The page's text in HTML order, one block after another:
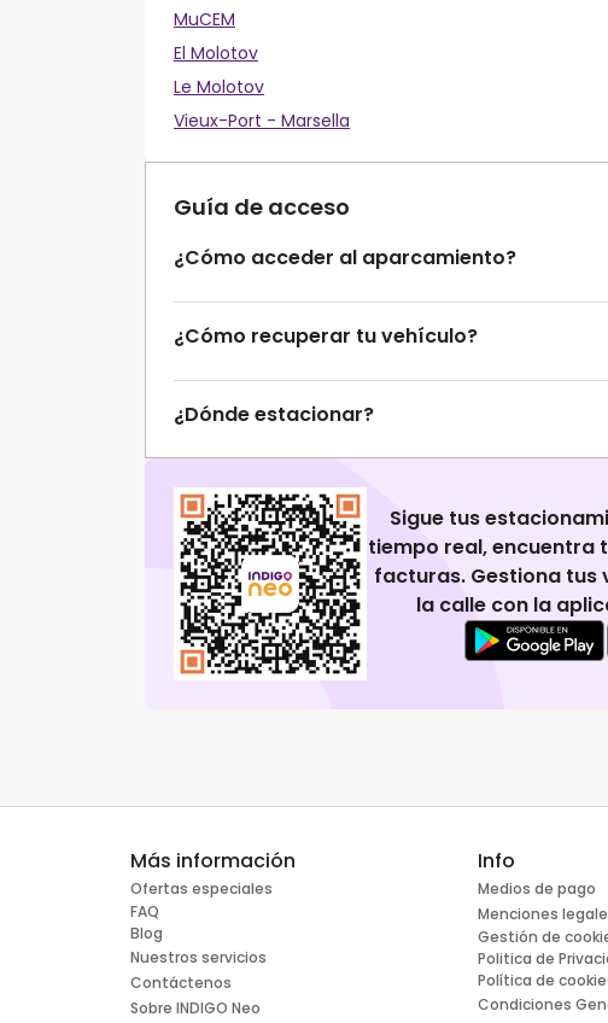
MuCEM
El Molotov
Le Molotov
Vieux-Port - Marsella
Guía de acceso
¿Cómo acceder al aparcamiento?
¿Cómo recuperar tu vehículo?
¿Dónde estacionar?
Sigue tus
tiempo real, encuentra
facturas. Gestiona tus
la calle con la
Más información
Ofertas especiales
FAQ
Blog
Nuestros servicios
Contáctenos
Sobre INDIGO Neo
Info
Medios de pago
Menciones
Gestión de
Politica de
Política de
Condiciones